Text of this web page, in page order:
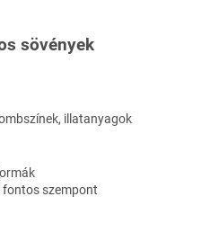
sövények
illatanyagok
fontos szempont